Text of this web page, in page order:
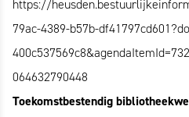
https://
79ac-4389-b57b-
064632790448
Toekomstbestendig